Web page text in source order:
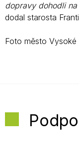
dopravy dohodli
dodal starosta
Foto město Vysoké